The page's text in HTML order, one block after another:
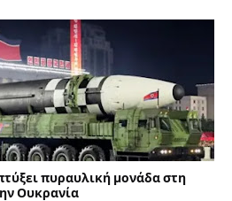
πυραυλική μονάδα στη
Ουκρανία